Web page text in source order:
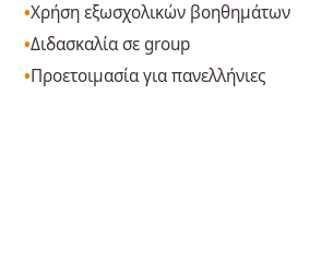
Χρήση εξωσχολικών βοηθημάτων
Διδασκαλία σε group
Προετοιμασία για πανελλήνιες